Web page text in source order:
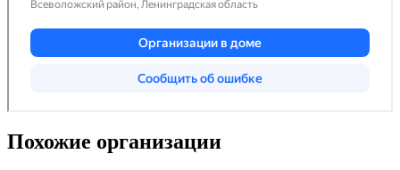
Похожие организации